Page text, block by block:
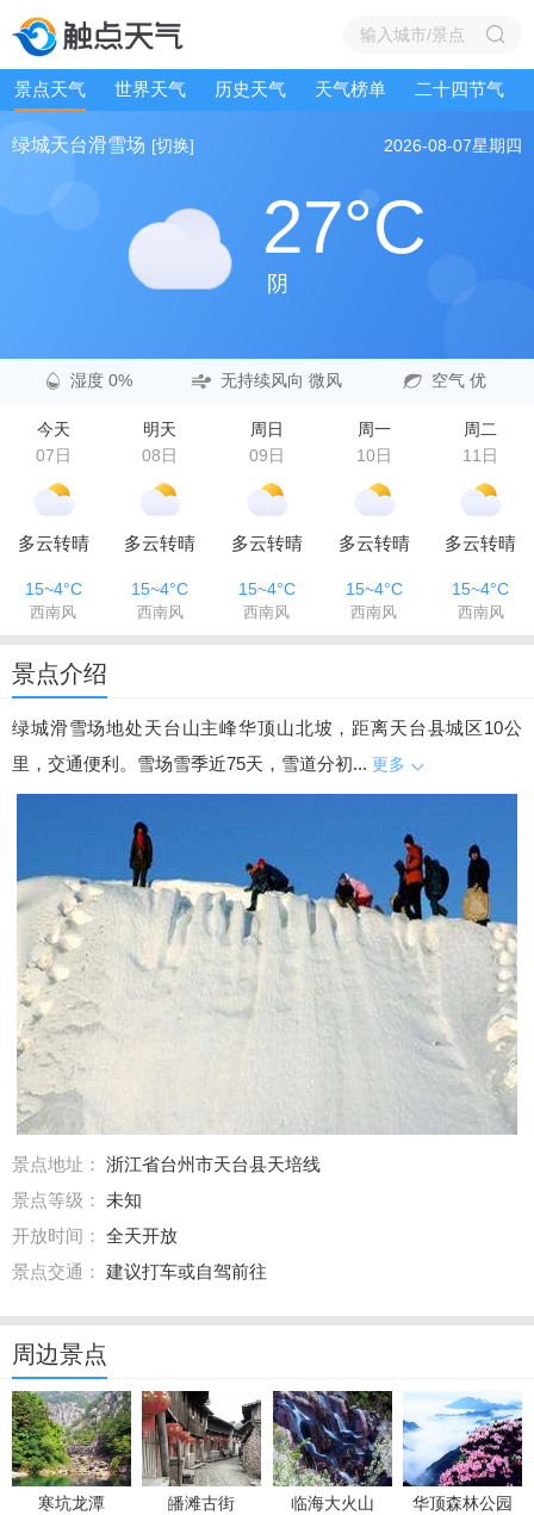
景点天气 世界天气 历史天气 天气榜单 二十四节气
绿城天台滑雪场 [切换] 2026-08-07星期四
27°C
阴
湿度 0% 无持续风向 微风 空气 优
今天
07日
明天
08日
周日
09日
周一
10日
周二
11日
多云转晴 多云转晴 多云转晴 多云转晴 多云转晴
15~4°C 15~4°C 15~4°C 15~4°C 15~4°C
西南风 西南风 西南风 西南风 西南风
景点介绍
绿城滑雪场地处天台山主峰华顶山北坡，距离天台县城区10公
里，交通便利。雪场雪季近75天，雪道分初... 更多
景点地址： 浙江省台州市天台县天培线
景点等级： 未知
开放时间： 全天开放
景点交通： 建议打车或自驾前往
周边景点
寒坑龙潭 皤滩古街 临海大火山 华顶森林公园